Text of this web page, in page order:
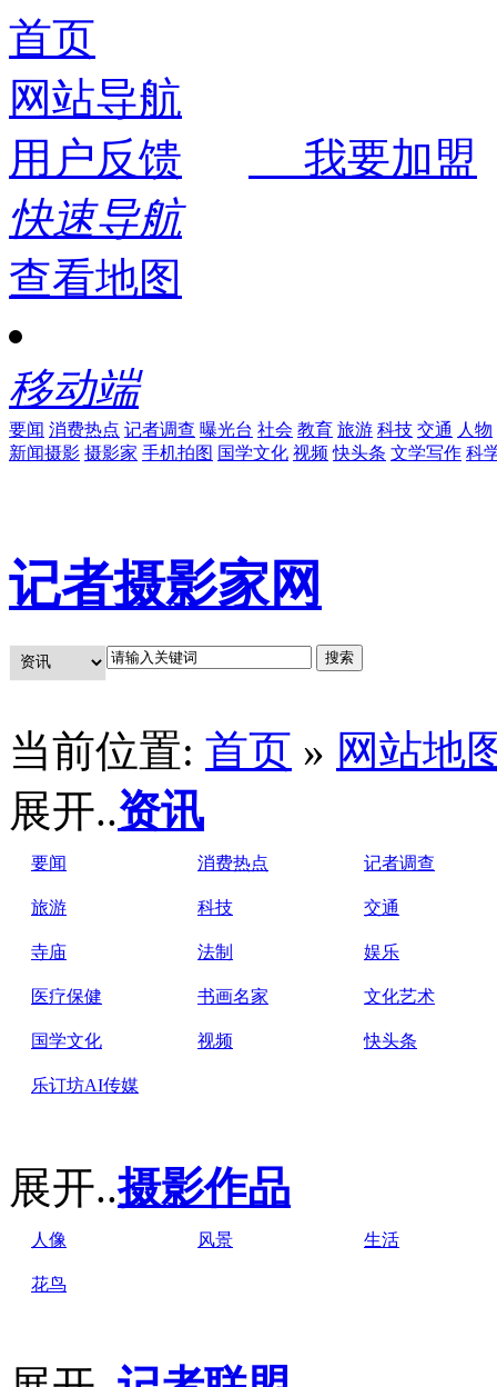
首页
网站导航
用户反馈
我要加盟
快速导航
查看地图
移动端
要闻 消费热点 记者调查 曝光台 社会 教育 旅游 科技 交通 人物
新闻摄影 摄影家 手机拍图 国学文化 视频 快头条 文学写作 科
记者摄影家网
当前位置: 首页 » 网站地
展开..资讯
要闻 消费热点 记者调查
旅游 科技 交通
寺庙 法制 娱乐
医疗保健 书画名家 文化艺术
国学文化 视频 快头条
乐订坊AI传媒
展开..摄影作品
人像 风景 生活
花鸟